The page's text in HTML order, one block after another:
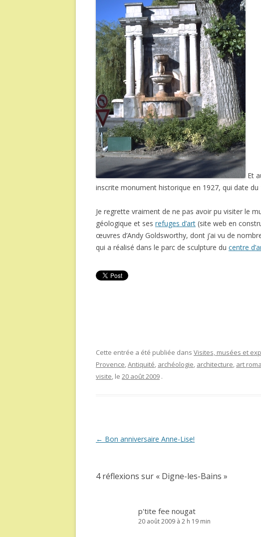
Et
inscrite monument historique en 1927, qui date du
Je regrette vraiment de ne pas avoir pu visiter le
géologique et ses refuges d’art (site web en
œuvres d’Andy Goldsworthy, dont j’ai vu de
qui a réalisé dans le parc de sculpture du centre
Cette entrée a été publiée dans Visites, musées et
Provence,Antiquité, archéologie, architecture, art
visite, le 20 août 2009 .
Navigation
← Bon anniversaire Anne-Lise!
4 réflexions sur « Digne-les-Bains »
p'tite fee nougat
20 août 2009 à 2 h 19 min